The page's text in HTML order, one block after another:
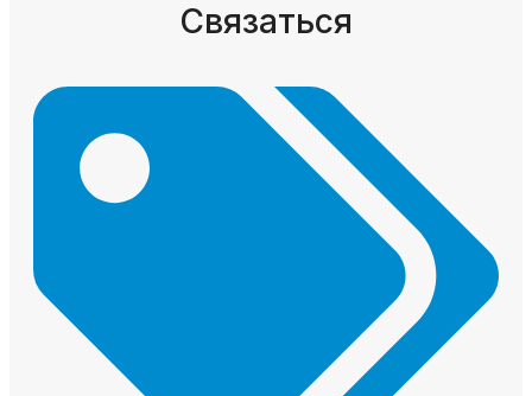
Связаться